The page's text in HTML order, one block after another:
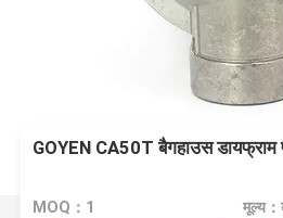
GOYEN CA50T बैगहाउस
MOQ：1 मूल्य：